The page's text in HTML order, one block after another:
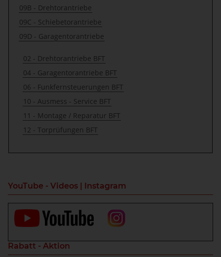
09B - Drehtorantriebe
09C - Schiebetorantriebe
09D - Garagentorantriebe
02 - Drehtorantriebe BFT
04 - Garagentorantriebe BFT
06 - Funkfernsteuerungen BFT
10 - Ausmess - Service BFT
11 - Montage / Reparatur BFT
12 - Torprüfungen BFT
YouTube - Videos | Instagram
Rabatt - Aktion